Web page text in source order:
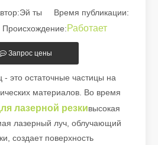
как станки для резки труб с
ты Время публикации:
Работает
Запрос цены
- это остаточные частицы на
материалов. Во время
лазерной резкивысокая
лазерный луч, облучающий
создает поверхность